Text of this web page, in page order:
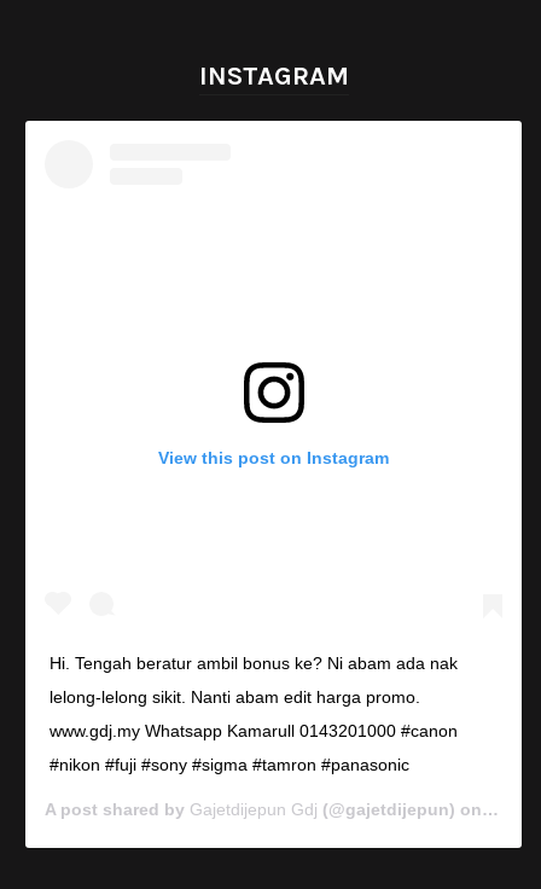
INSTAGRAM
View this post on Instagram
Hi. Tengah beratur ambil bonus ke? Ni abam ada nak
lelong-lelong sikit. Nanti abam edit harga promo.
www.gdj.my Whatsapp Kamarull 0143201000 #canon
#nikon #fuji #sony #sigma #tamron #panasonic
A post shared by Gajetdijepun Gdj (@gajetdijepun) on Jan 7,